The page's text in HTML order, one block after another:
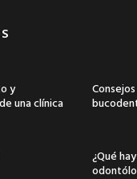
y
una clínica
¿Qué